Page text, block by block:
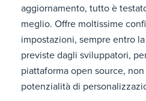
aggiornamento, tutto è
meglio. Offre moltissime
impostazioni, sempre entro
previste dagli sviluppatori,
piattaforma open source,
potenzialità di